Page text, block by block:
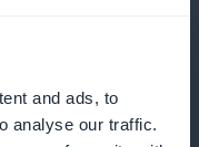
and ads, to
analyse our traffic.
accurata
che generano
l'impatto del